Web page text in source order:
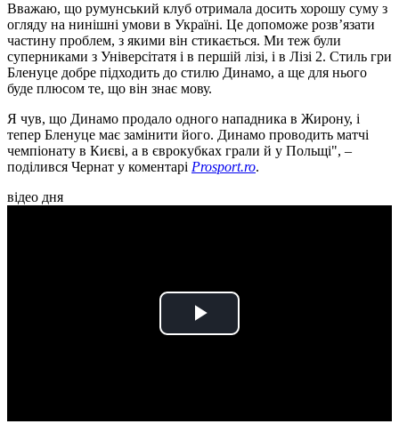
Вважаю, що румунський клуб отримала досить хорошу суму з
огляду на нинішні умови в Україні. Це допоможе розв’язати
частину проблем, з якими він стикається. Ми теж були
суперниками з Універсітатя і в першій лізі, і в Лізі 2. Стиль гри
Бленуце добре підходить до стилю Динамо, а ще для нього
буде плюсом те, що він знає мову.
Я чув, що Динамо продало одного нападника в Жирону, і
тепер Бленуце має замінити його. Динамо проводить матчі
чемпіонату в Києві, а в єврокубках грали й у Польщі", –
поділився Чернат у коментарі Prosport.ro.
відео дня
Play